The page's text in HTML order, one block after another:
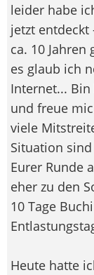
leider habe
jetzt entdeckt
ca. 10 Jahren
es glaub ich
Internet...
und freue
viele
Situation
Eurer Runde
eher zu den
10 Tage
Heute hatte